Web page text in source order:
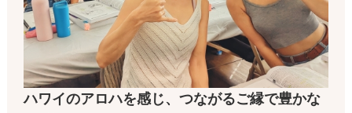
ハワイのアロハを感じ、つながるご縁で豊かな